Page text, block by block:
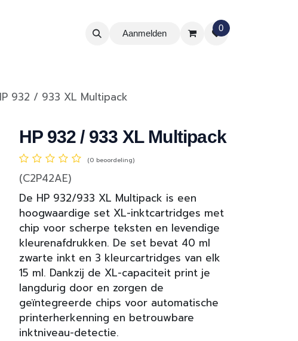
Aanmelden
0
932 / 933 XL Multipack
HP 932 / 933 XL Multipack
(0 beoordeling)
(C2P42AE)
De HP 932/933 XL Multipack is een
hoogwaardige set XL-inktcartridges met
chip voor scherpe teksten en levendige
kleurenafdrukken. De set bevat 40 ml
zwarte inkt en 3 kleurcartridges van elk
15 ml. Dankzij de XL-capaciteit print je
langdurig door en zorgen de
geïntegreerde chips voor automatische
printerherkenning en betrouwbare
inktniveau-detectie.